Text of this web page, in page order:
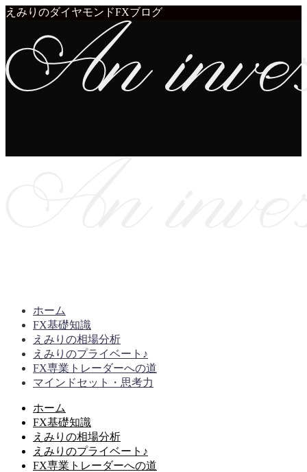
えみりのダイヤモンドFXブログ
ホーム
FX基礎知識
えみりの相場分析
えみりのプライベート♪
FX専業トレーダーへの道
マインドセット・思考力
ホーム
FX基礎知識
えみりの相場分析
えみりのプライベート♪
FX専業トレーダーへの道